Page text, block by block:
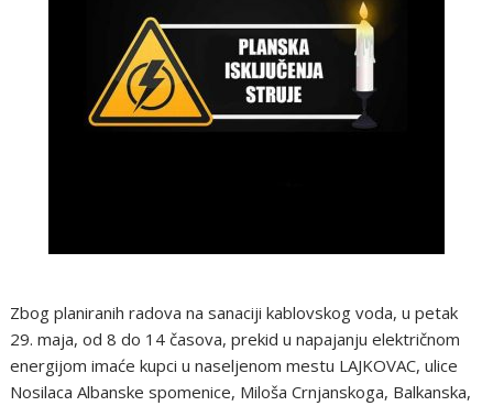
Zbog planiranih radova na sanaciji kablovskog voda, u petak
29. maja, od 8 do 14 časova, prekid u napajanju električnom
energijom imaće kupci u naseljenom mestu LAJKOVAC, ulice
Nosilaca Albanske spomenice, Miloša Crnjanskoga, Balkanska,